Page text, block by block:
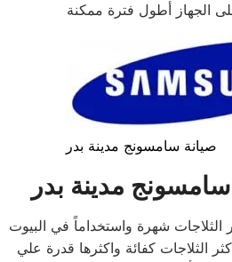
الجهاز أطول فترة ممكنة
صيانة سامسونج مدينة بدر
سامسونج مدينة بدر
شهرة واستخداماً في البيوت
الثلاجات كفائة واكثرها قدرة علي